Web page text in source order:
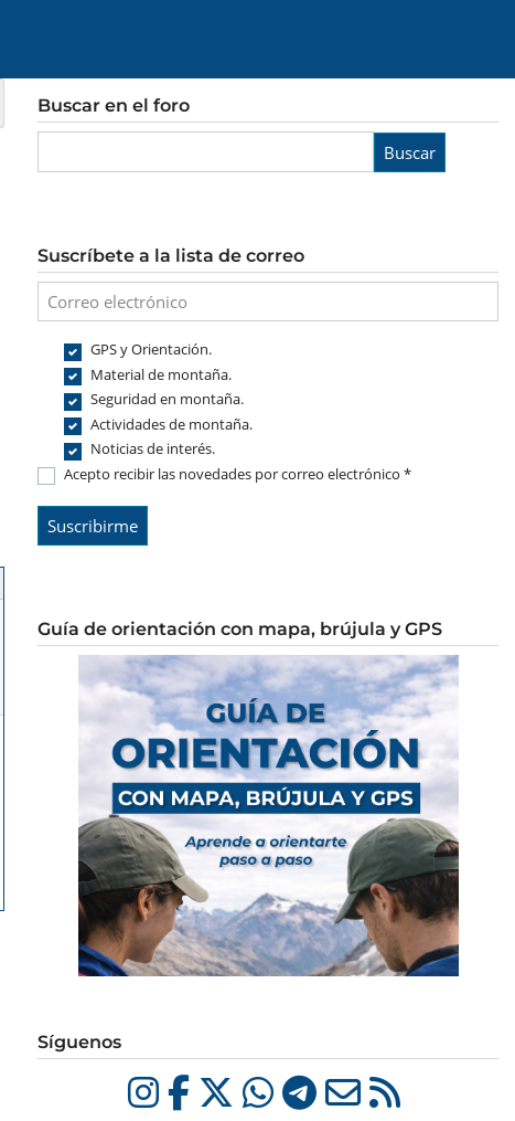
Buscar en el foro
Buscar
Suscríbete a la lista de correo
GPS y Orientación.
Material de montaña.
Seguridad en montaña.
Actividades de montaña.
Noticias de interés.
Acepto recibir las novedades por correo electrónico *
Guía de orientación con mapa, brújula y GPS
Síguenos